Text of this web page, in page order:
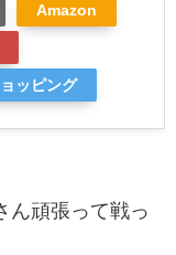
Amazon
ッピング
ん頑張って戦っ